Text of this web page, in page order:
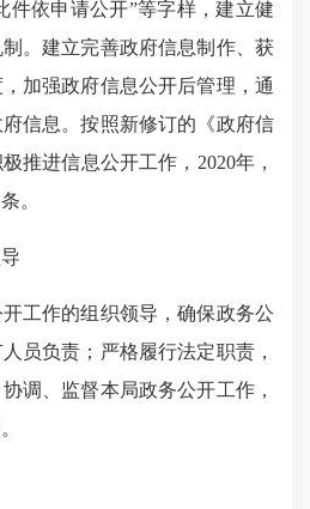
件依申请公开”等字样，建立健
。建立完善政府信息制作、获
加强政府信息公开后管理，通
信息。按照新修订的《政府信
推进信息公开工作， 2020年，
条。
工作的组织领导，确保政务公
员负责；严格履行法定职责，
调、监督本局政务公开工作，